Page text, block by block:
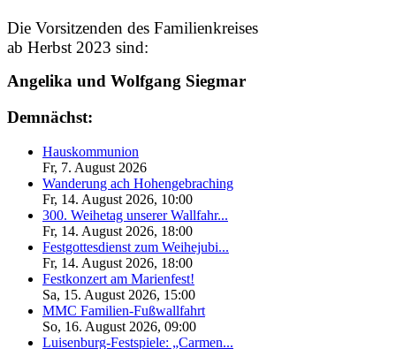
Die Vorsitzenden des Familienkreises
ab Herbst 2023 sind:
Angelika und Wolfgang Siegmar
Demnächst:
Hauskommunion
Fr, 7. August 2026
Wanderung ach Hohengebraching
Fr, 14. August 2026, 10:00
300. Weihetag unserer Wallfahr...
Fr, 14. August 2026, 18:00
Festgottesdienst zum Weihejubi...
Fr, 14. August 2026, 18:00
Festkonzert am Marienfest!
Sa, 15. August 2026, 15:00
MMC Familien-Fußwallfahrt
So, 16. August 2026, 09:00
Luisenburg-Festspiele: „Carmen...